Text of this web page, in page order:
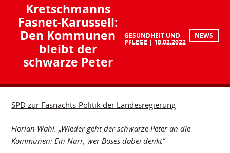
Kretschmanns
Fasnet-Karussell:
Den Kommunen
bleibt der
schwarze Peter
GESUNDHEIT UND
PFLEGE 18.02.2022
NEWS
SPD zur Fasnachts-Politik der Landesregierung
Florian Wahl: „Wieder geht der schwarze Peter an die
Kommunen: Ein Narr, wer Böses dabei denkt“